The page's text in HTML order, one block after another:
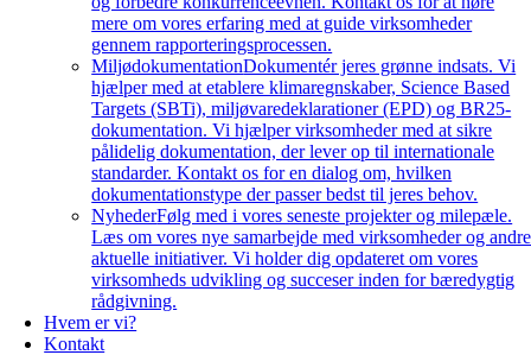
mere om vores erfaring med at guide virksomheder
gennem rapporteringsprocessen.
MiljødokumentationDokumentér jeres grønne indsats. Vi
hjælper med at etablere klimaregnskaber, Science Based
Targets (SBTi), miljøvaredeklarationer (EPD) og BR25-
dokumentation. Vi hjælper virksomheder med at sikre
pålidelig dokumentation, der lever op til internationale
standarder. Kontakt os for en dialog om, hvilken
dokumentationstype der passer bedst til jeres behov.
NyhederFølg med i vores seneste projekter og milepæle.
Læs om vores nye samarbejde med virksomheder og andre
aktuelle initiativer. Vi holder dig opdateret om vores
virksomheds udvikling og succeser inden for bæredygtig
rådgivning.
Hvem er vi?
Kontakt